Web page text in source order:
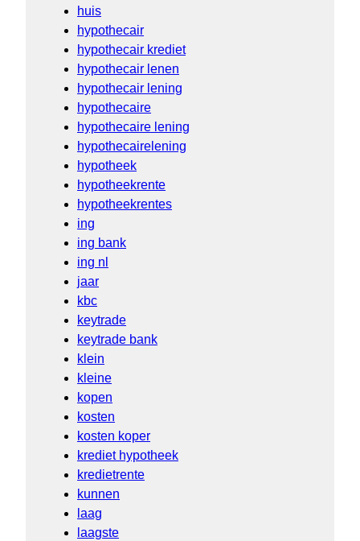
huis
hypothecair
hypothecair krediet
hypothecair lenen
hypothecair lening
hypothecaire
hypothecaire lening
hypothecairelening
hypotheek
hypotheekrente
hypotheekrentes
ing
ing bank
ing nl
jaar
kbc
keytrade
keytrade bank
klein
kleine
kopen
kosten
kosten koper
krediet hypotheek
kredietrente
kunnen
laag
laagste